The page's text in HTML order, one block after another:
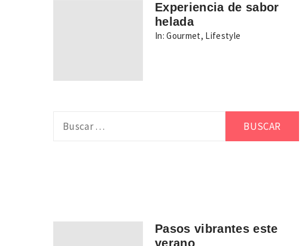
Experiencia de sabor
helada
In: Gourmet, Lifestyle
Pasos vibrantes este
verano